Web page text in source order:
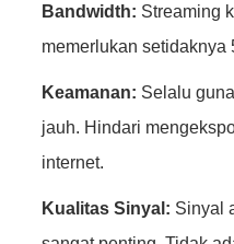
Bandwidth: Streaming
memerlukan setidaknya
Keamanan: Selalu
jauh. Hindari
internet.
Kualitas Sinyal: Sinyal